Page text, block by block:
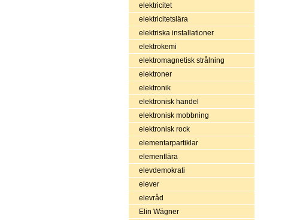
elektricitet
elektricitetslära
elektriska installationer
elektrokemi
elektromagnetisk strålning
elektroner
elektronik
elektronisk handel
elektronisk mobbning
elektronisk rock
elementarpartiklar
elementlära
elevdemokrati
elever
elevråd
Elin Wägner